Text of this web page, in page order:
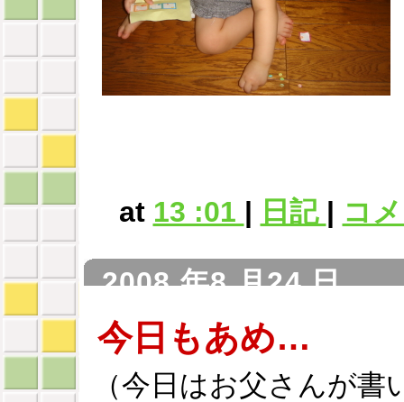
at 13 :01 | 日記 | コ
2008 年8 月24 日
今日もあめ…
（今日はお父さんが書